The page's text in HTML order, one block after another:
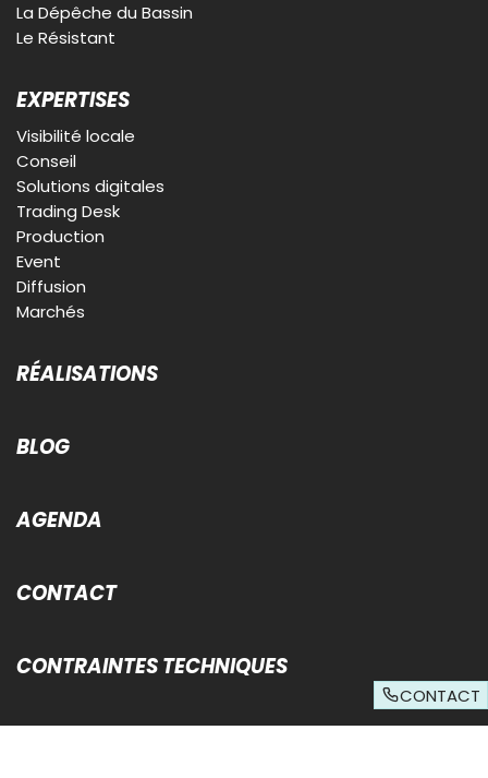
CONTACT
La Dépêche du Bassin
Le Résistant
EXPERTISES
Visibilité locale
Conseil
Solutions digitales
Trading Desk
Production
Event
Diffusion
Marchés
RÉALISATIONS
BLOG
AGENDA
CONTACT
CONTRAINTES TECHNIQUES